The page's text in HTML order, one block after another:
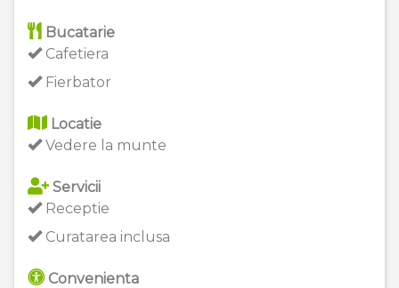
Bucatarie
Cafetiera
Fierbator
Locatie
Vedere la munte
Servicii
Receptie
Curatarea inclusa
Convenienta